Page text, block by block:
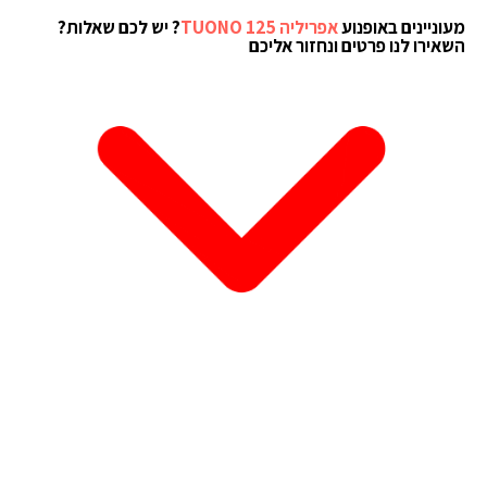
מעוניינים באופנועאפריליה TUONO 125 ? יש לכם שאלות?
השאירו לנו פרטים ונחזור אליכם